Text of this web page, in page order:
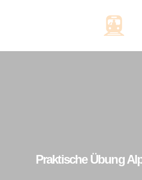
Praktische Übung